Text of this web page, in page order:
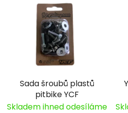
Sada šroubů plastů
pitbike YCF
Skladem ihned odesíláme